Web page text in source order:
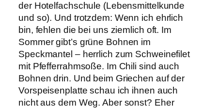
der Hotelfachschule (Lebensmittelkunde
und so). Und trotzdem: Wenn ich ehrlich
bin, fehlen die bei uns ziemlich oft. Im
Sommer gibt’s grüne Bohnen im
Speckmantel – herrlich zum Schweinefilet
mit Pfefferrahmsoße. Im Chili sind auch
Bohnen drin. Und beim Griechen auf der
Vorspeisenplatte schau ich ihnen auch
nicht aus dem Weg. Aber sonst? Eher